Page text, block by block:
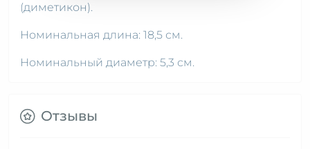
(диметикон).
Номинальная длина: 18,5 см.
Номинальный диаметр: 5,3 см.
Отзывы